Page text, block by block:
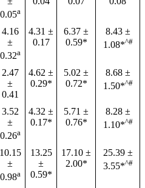
0.05а
4.16
±
0.32а
4.31 ±
0.17
6.37 ±
0.59*
8.43 ±
1.08*^#
2.47
±
0.41
4.62 ±
0.29*
5.02 ±
0.72*
8.68 ±
1.50*^#
3.52
±
0.26а
4.32 ±
0.17*
5.71 ±
0.76*
8.28 ±
1.10*^#
10.15
±
0.98а
13.25
±
0.59*
17.10 ±
2.00*
25.39 ±
3.55*^#